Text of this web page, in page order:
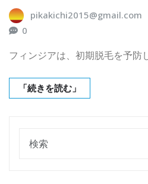
pikakichi2015@gmail.com
0
フィンジアは、初期脱毛を予防
「続きを読む」